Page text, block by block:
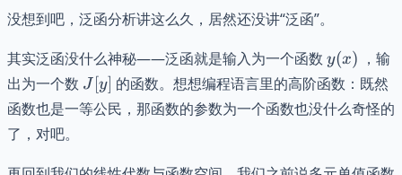
没想到吧，泛函分析讲这么久，居然还没讲“泛函”。
其实泛函没什么神秘——泛函就是输入为一个函数 y(x)
y(x) ，输
出为一个数 J[y]
J [y] 的函数。想想编程语言里的高阶函数：既然
函数也是一等公民，那函数的参数为一个函数也没什么奇怪的
了，对吧。